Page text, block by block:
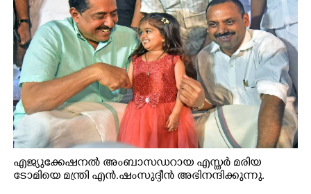
എജ്യുക്കേഷനൽ അംബാസഡറായ എസ്തർ മരിയ
ടോമിയെ മന്ത്രി എൻ.ഷംസുദ്ദീൻ അഭിനന്ദിക്കുന്നു.